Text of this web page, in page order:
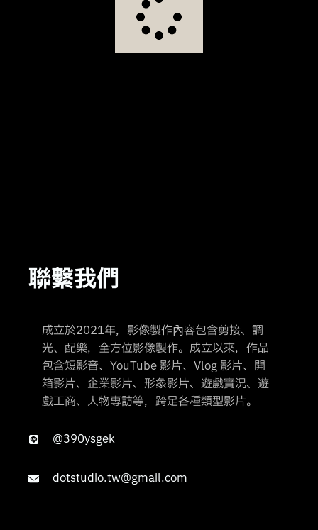
聯繫我們
成立於2021年，影像製作內容包含剪接、調
光、配樂，全方位影像製作。成立以來，作品
包含短影音、YouTube 影片、Vlog 影片、開
箱影片、企業影片、形象影片、遊戲實況、遊
戲工商、人物專訪等，跨足各種類型影片。
@390ysgek
dotstudio.tw@gmail.com